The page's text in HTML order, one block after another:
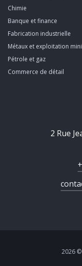
Chimie
Banque et finance
Fabrication industrielle
Métaux et exploitation
Pétrole et gaz
Commerce de détail
2 Rue
2026 ©